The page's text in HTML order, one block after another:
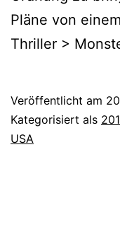
Pläne von
Thriller >
Veröffentlicht am
Kategorisiert als
USA